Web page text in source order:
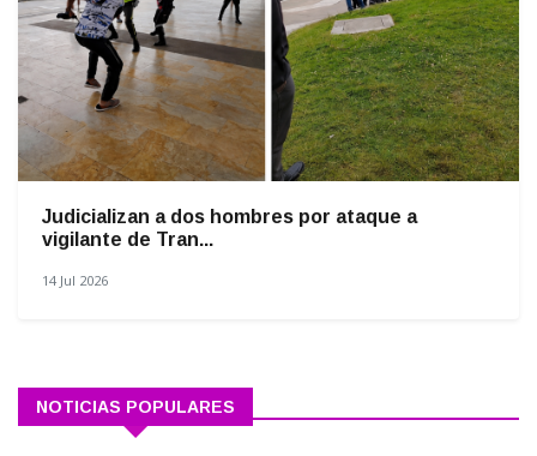
Judicializan a dos hombres por ataque a
vigilante de Tran...
14 Jul 2026
NOTICIAS POPULARES